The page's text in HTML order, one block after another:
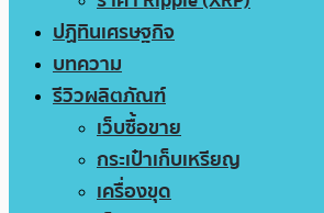
ปฏิทินเศรษฐกิจ
บทความ
รีวิวผลิตภัณฑ์
เว็บซื้อขาย
กระเป๋าเก็บเหรียญ
เครื่องขุด